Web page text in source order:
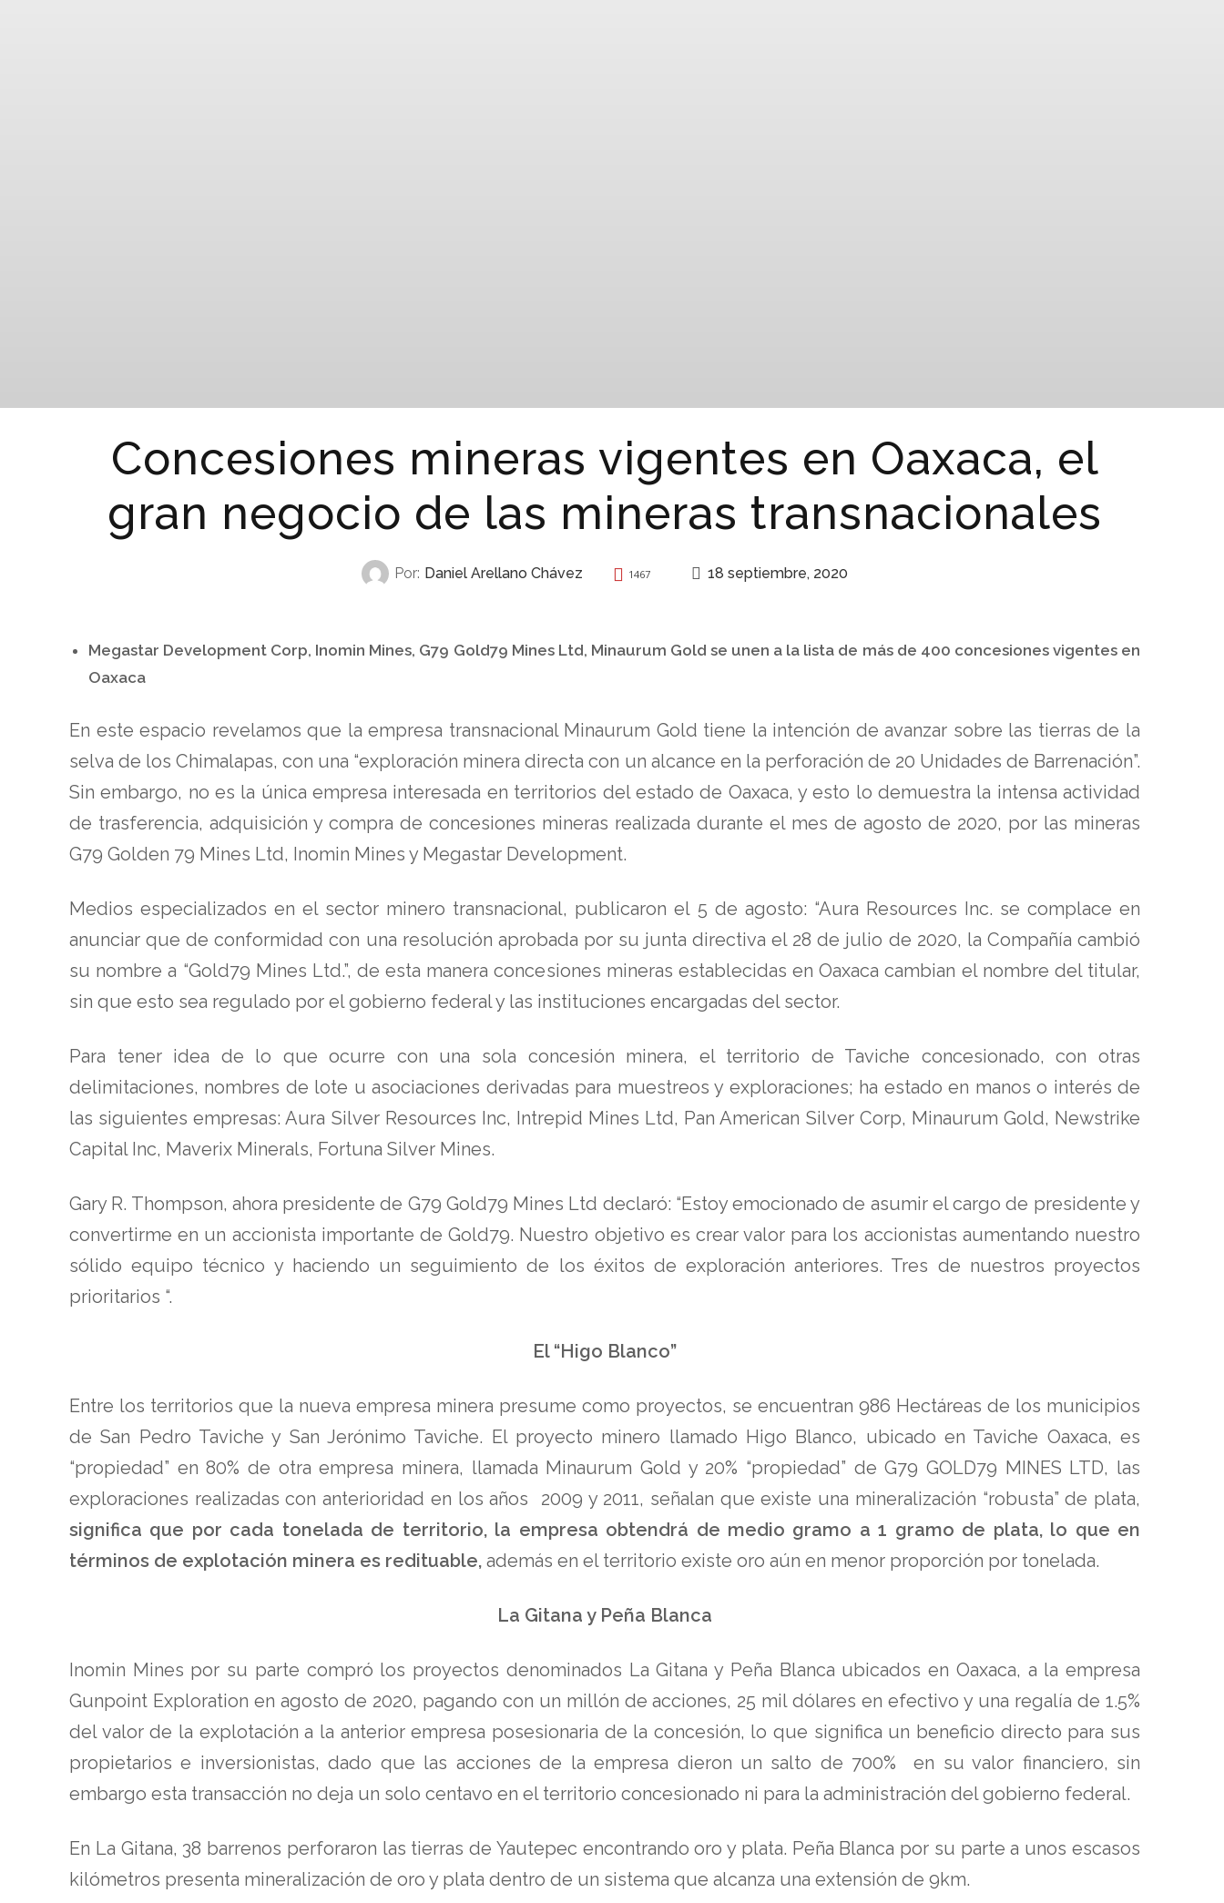
Concesiones mineras vigentes en Oaxaca, el
gran negocio de las mineras transnacionales
Por: Daniel Arellano Chávez 1467 18 septiembre, 2020
Megastar Development Corp, Inomin Mines, G79 Gold79 Mines Ltd, Minaurum Gold se unen a la lista de más de 400 concesiones vigentes en
Oaxaca
En este espacio revelamos que la empresa transnacional Minaurum Gold tiene la intención de avanzar sobre las tierras de la
selva de los Chimalapas, con una “exploración minera directa con un alcance en la perforación de 20 Unidades de Barrenación”.
Sin embargo, no es la única empresa interesada en territorios del estado de Oaxaca, y esto lo demuestra la intensa actividad
de trasferencia, adquisición y compra de concesiones mineras realizada durante el mes de agosto de 2020, por las mineras
G79 Golden 79 Mines Ltd, Inomin Mines y Megastar Development.
Medios especializados en el sector minero transnacional, publicaron el 5 de agosto: “Aura Resources Inc. se complace en
anunciar que de conformidad con una resolución aprobada por su junta directiva el 28 de julio de 2020, la Compañía cambió
su nombre a “Gold79 Mines Ltd.”, de esta manera concesiones mineras establecidas en Oaxaca cambian el nombre del titular,
sin que esto sea regulado por el gobierno federal y las instituciones encargadas del sector.
Para tener idea de lo que ocurre con una sola concesión minera, el territorio de Taviche concesionado, con otras
delimitaciones, nombres de lote u asociaciones derivadas para muestreos y exploraciones; ha estado en manos o interés de
las siguientes empresas: Aura Silver Resources Inc, Intrepid Mines Ltd, Pan American Silver Corp, Minaurum Gold, Newstrike
Capital Inc, Maverix Minerals, Fortuna Silver Mines.
Gary R. Thompson, ahora presidente de G79 Gold79 Mines Ltd declaró: “Estoy emocionado de asumir el cargo de presidente y
convertirme en un accionista importante de Gold79. Nuestro objetivo es crear valor para los accionistas aumentando nuestro
sólido equipo técnico y haciendo un seguimiento de los éxitos de exploración anteriores. Tres de nuestros proyectos
prioritarios “.
El “Higo Blanco”
Entre los territorios que la nueva empresa minera presume como proyectos, se encuentran 986 Hectáreas de los municipios
de San Pedro Taviche y San Jerónimo Taviche. El proyecto minero llamado Higo Blanco, ubicado en Taviche Oaxaca, es
“propiedad” en 80% de otra empresa minera, llamada Minaurum Gold y 20% “propiedad” de G79 GOLD79 MINES LTD, las
exploraciones realizadas con anterioridad en los años 2009 y 2011, señalan que existe una mineralización “robusta” de plata,
significa que por cada tonelada de territorio, la empresa obtendrá de medio gramo a 1 gramo de plata, lo que en
términos de explotación minera es redituable, además en el territorio existe oro aún en menor proporción por tonelada.
La Gitana y Peña Blanca
Inomin Mines por su parte compró los proyectos denominados La Gitana y Peña Blanca ubicados en Oaxaca, a la empresa
Gunpoint Exploration en agosto de 2020, pagando con un millón de acciones, 25 mil dólares en efectivo y una regalía de 1.5%
del valor de la explotación a la anterior empresa posesionaria de la concesión, lo que significa un beneficio directo para sus
propietarios e inversionistas, dado que las acciones de la empresa dieron un salto de 700% en su valor financiero, sin
embargo esta transacción no deja un solo centavo en el territorio concesionado ni para la administración del gobierno federal.
En La Gitana, 38 barrenos perforaron las tierras de Yautepec encontrando oro y plata. Peña Blanca por su parte a unos escasos
kilómetros presenta mineralización de oro y plata dentro de un sistema que alcanza una extensión de 9km.